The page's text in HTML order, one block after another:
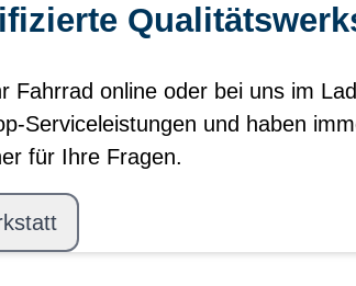
Fahrrad online oder bei uns im
Serviceleistungen und haben
für Ihre Fragen.